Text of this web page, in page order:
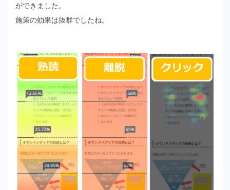
ができました。
施策の効果は抜群でしたね。